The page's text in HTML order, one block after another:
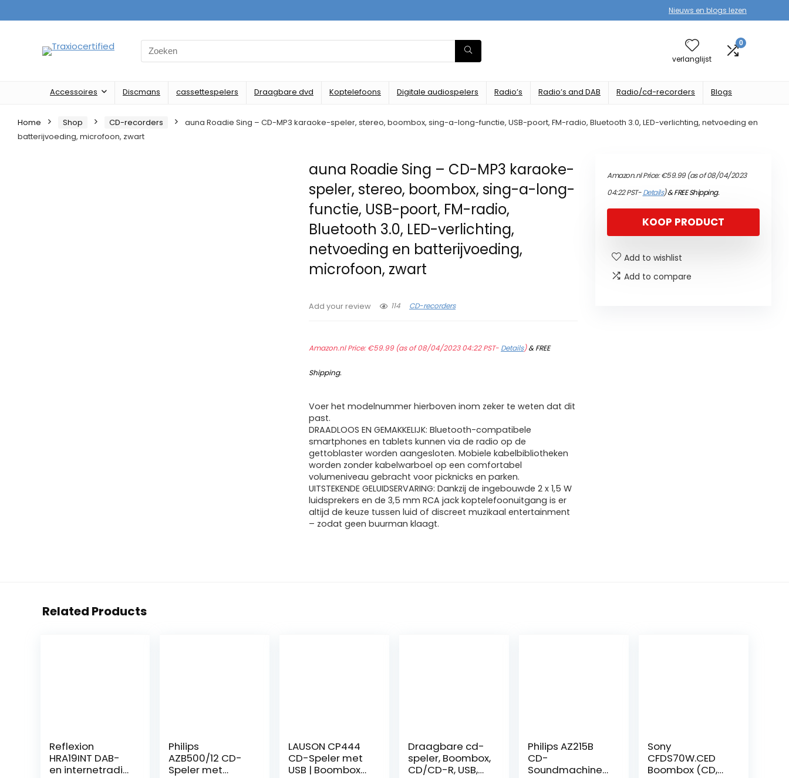
Nieuws en blogs lezen
Search
for:
verlanglijst
0
Accessoires Discmans cassettespelers Draagbare dvd Koptelefoons Digitale audiospelers Radio’s Radio’s and DAB Radio/cd-recorders Blogs
Home Shop CD-recorders
auna Roadie Sing – CD-MP3 karaoke-speler, stereo, boombox, sing-a-long-functie, USB-poort, FM-radio, Bluetooth 3.0, LED-verlichting, netvoeding en
batterijvoeding, microfoon, zwart
auna Roadie Sing – CD-MP3 karaoke-
speler, stereo, boombox, sing-a-long-
functie, USB-poort, FM-radio,
Bluetooth 3.0, LED-verlichting,
netvoeding en batterijvoeding,
microfoon, zwart
Add your review 114 CD-recorders
Amazon.nl Price:€59.99(as of 08/04/2023 04:22 PST- Details)&FREE
Shipping.
Voer het modelnummer hierboven inom zeker te weten dat dit
past.
DRAADLOOS EN GEMAKKELIJK: Bluetooth-compatibele
smartphones en tablets kunnen via de radio op de
gettoblaster worden aangesloten. Mobiele kabelbibliotheken
worden zonder kabelwarboel op een comfortabel
volumeniveau gebracht voor picknicks en parken.
UITSTEKENDE GELUIDSERVARING: Dankzij de ingebouwde 2 x 1,5 W
luidsprekers en de 3,5 mm RCA jack koptelefoonuitgang is er
altijd de keuze tussen luid of discreet muzikaal entertainment
– zodat geen buurman klaagt.
Amazon.nl Price:€59.99(as of 08/04/2023
04:22 PST-Details)&FREE Shipping.
KOOP PRODUCT
Add to wishlist
Add to compare
Related Products
Reflexion
HRA19INT DAB-
en internetradio
Philips
AZB500/12 CD-
Speler met
LAUSON CP444
CD-Speler met
USB | Boombox
Draagbare cd-
speler, Boombox,
CD/CD-R, USB,
Philips AZ215B
CD-
Soundmachine
Sony
CFDS70W.CED
Boombox (CD,